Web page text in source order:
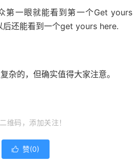
第一眼就能看到第一个Get yours
还能看到一个get yours here.
杂的，但确实值得大家注意。
维码，添加关注！
 赞(0)